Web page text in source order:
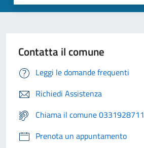
Contatta il comune
Leggi le domande frequenti
Richiedi Assistenza
Chiama il comune 0331928711
Prenota un appuntamento